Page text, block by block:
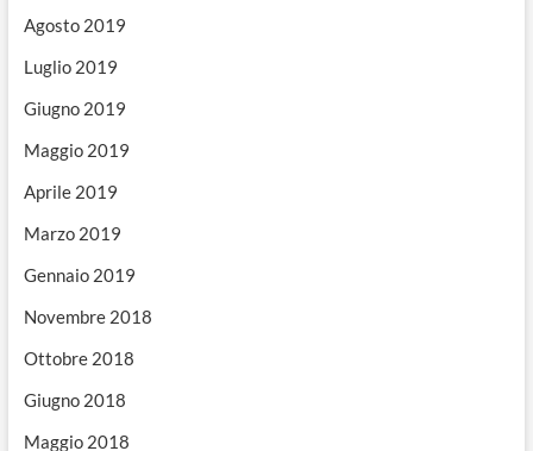
Agosto 2019
Luglio 2019
Giugno 2019
Maggio 2019
Aprile 2019
Marzo 2019
Gennaio 2019
Novembre 2018
Ottobre 2018
Giugno 2018
Maggio 2018